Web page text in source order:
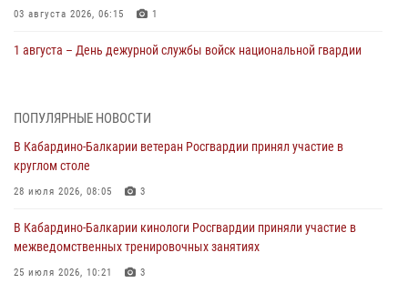
03 августа 2026, 06:15 1
1 августа – День дежурной службы войск национальной гвардии
мировой войне 1914-1918 годов
01 августа 2026, 07:30
поздравил специалистов подразделений тыла с профессиональным
праздником
01 августа 2026, 00:10
ПОПУЛЯРНЫЕ НОВОСТИ
В Кабардино-Балкарии ветеран Росгвардии принял участие в
круглом столе
28 июля 2026, 08:05 3
В Кабардино-Балкарии кинологи Росгвардии приняли участие в
межведомственных тренировочных занятиях
25 июля 2026, 10:21 3